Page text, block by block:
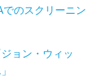
のスクリーニン
ョン・ウィッ